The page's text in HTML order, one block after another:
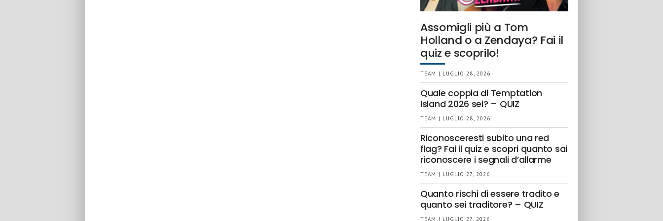
Assomigli più a Tom
Holland o a Zendaya? Fai il
quiz e scoprilo!
TEAM | LUGLIO 28, 2026
Quale coppia di Temptation
Island 2026 sei? – QUIZ
TEAM | LUGLIO 28, 2026
Riconosceresti subito una red
flag? Fai il quiz e scopri quanto sai
riconoscere i segnali d’allarme
TEAM | LUGLIO 27, 2026
Quanto rischi di essere tradito e
quanto sei traditore? – QUIZ
TEAM | LUGLIO 27, 2026